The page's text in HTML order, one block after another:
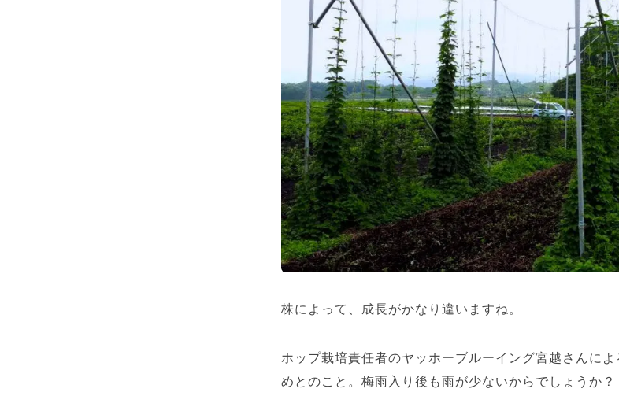
株によって、成長がかなり違いますね。
ホップ栽培責任者のヤッホーブルーイング宮越さんに
めとのこと。梅雨入り後も雨が少ないからでしょうか？